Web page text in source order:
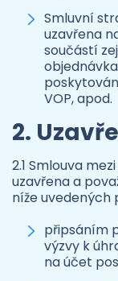
Smluvní
uzavřena
součástí
VOP, apod.
2.
2.1 Smlouva
uzavřena a
níže uvedených
připsáním
výzvy k
na účet